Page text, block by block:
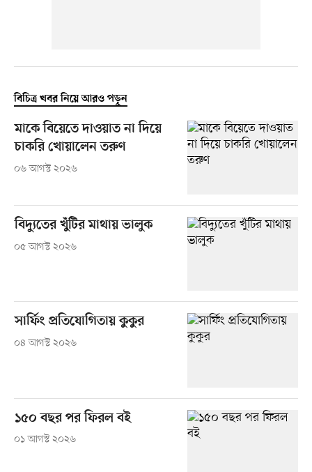
বিচিত্র খবর নিয়ে আরও পড়ুন
মাকে বিয়েতে দাওয়াত না দিয়ে
চাকরি খোয়ালেন তরুণ
০৬ আগস্ট ২০২৬
বিদ্যুতের খুঁটির মাথায় ভালুক
০৫ আগস্ট ২০২৬
সার্ফিং প্রতিযোগিতায় কুকুর
০৪ আগস্ট ২০২৬
১৫০ বছর পর ফিরল বই
০১ আগস্ট ২০২৬